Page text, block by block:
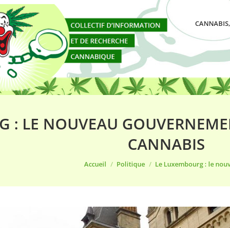
: LE NOUVEAU
CANNABIS
Accueil Politique Le Luxembourg : le